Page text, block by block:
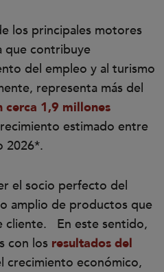
los principales motores
que contribuye
del empleo y al turismo
representa más del
cerca 1,9 millones
estimado entre
2026*.
el socio perfecto del
amplio de productos que
cliente. En este sentido,
con los resultados del
crecimiento económico,